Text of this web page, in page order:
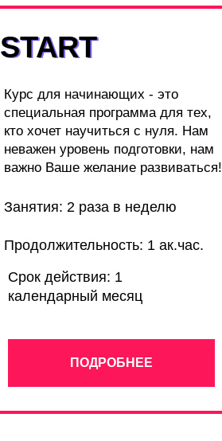
START
START
Курс для начинающих - это
специальная программа для тех,
кто хочет научиться с нуля. Нам
неважен уровень подготовки, нам
важно Ваше желание развиваться!
Занятия: 2 раза в неделю
Срок действия: 1
календарный месяц
Продолжительность: 1 ак.час.
ПОДРОБНЕЕ